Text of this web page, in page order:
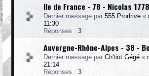
Ile de France - 78 - Nicolas 1778
Dernier message par 555 Prodrive «
11:30
Réponses : 3
Auvergne-Rhône-Alpes - 38 -
Dernier message par Ch'tiot Gégé «
21:14
Réponses : 3